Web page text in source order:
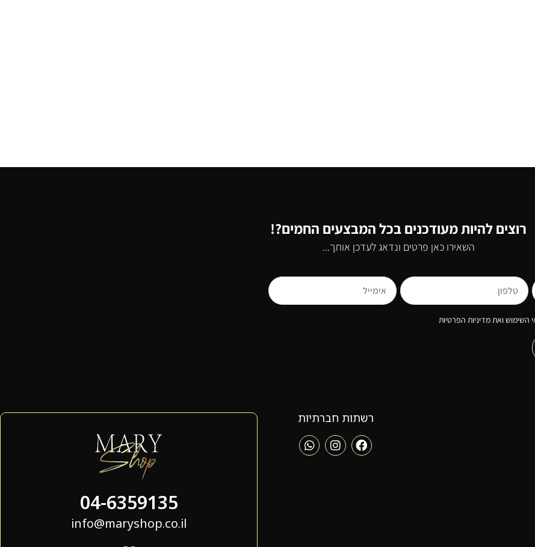
רוצים להיות מעודכנים בכל המבצעים החמים?!
השאירו כאן פרטים ונדאג לעדכן אותך...
ואת מדיניות הפרטיות
רשתות חברתיות
04-6359135
info@maryshop.co.il